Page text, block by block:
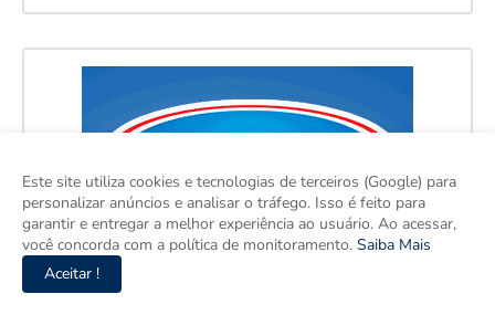
Este site utiliza cookies e tecnologias de terceiros (Google) para
personalizar anúncios e analisar o tráfego. Isso é feito para
garantir e entregar a melhor experiência ao usuário. Ao acessar,
você concorda com a política de monitoramento. Saiba Mais
Aceitar !